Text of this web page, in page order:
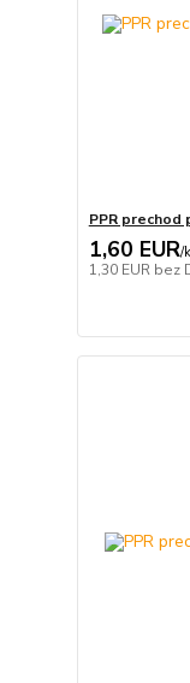
PPR
1,60 EUR/
1,30 EUR bez